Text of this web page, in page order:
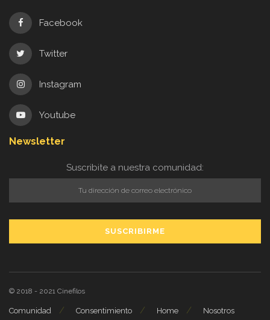
Facebook
Twitter
Instagram
Youtube
Newsletter
Suscribite a nuestra comunidad:
© 2018 - 2021 Cinefilos
Comunidad Consentimiento Home Nosotros